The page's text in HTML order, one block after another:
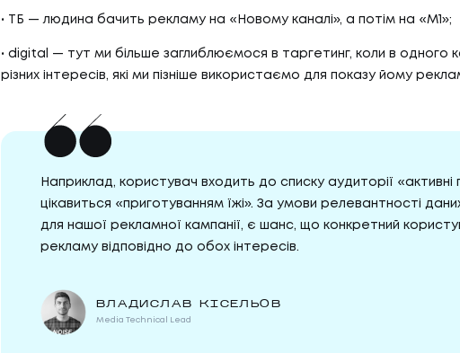
ТБ — людина бачить рекламу на «Новому каналі», а потім на «M1»;
digital — тут ми більше заглиблюємося в таргетинг, коли в одного
різних інтересів, які ми пізніше використаємо для показу йому
Наприклад, користувач входить до списку аудиторії «активні
цікавиться «приготуванням їжі». За умови релевантності
для нашої рекламної кампанії, є шанс, що конкретний
рекламу відповідно до обох інтересів.
ВЛАДИСЛАВ КІСЕЛЬОВ
Media Technical Lead